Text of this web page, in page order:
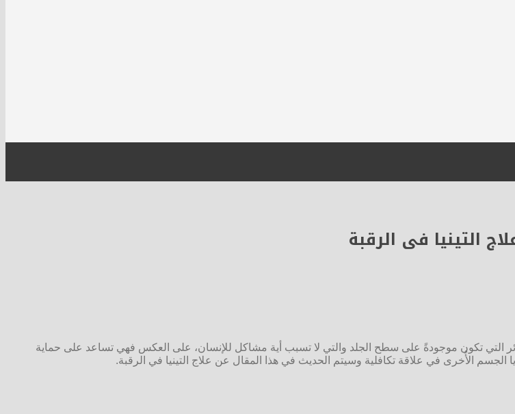
التينيا فى الرقبة
التي تكون موجودةً على سطح الجلد والتي لا تسبب أية مشاكل للإنسان، على العكس فهي تساعد على حماية
الجسم الأُخرى في علاقة تكافلية وسيتم الحديث في هذا المقال عن علاج التينيا في الرقبة.